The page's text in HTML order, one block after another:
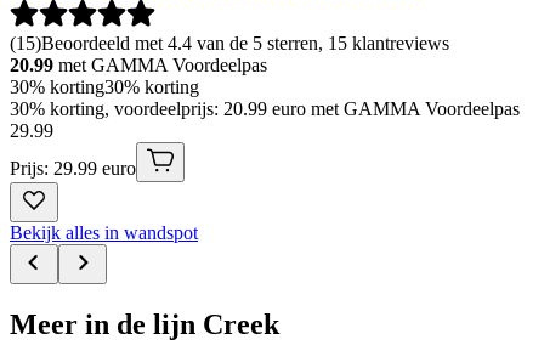
(15)Beoordeeld met 4.4 van de 5 sterren, 15 klantreviews
20.99 met GAMMA Voordeelpas
30% korting30% korting
30% korting, voordeelprijs: 20.99 euro met GAMMA Voordeelpas
29.99
Prijs: 29.99 euro
Bekijk alles in wandspot
Meer in de lijn Creek